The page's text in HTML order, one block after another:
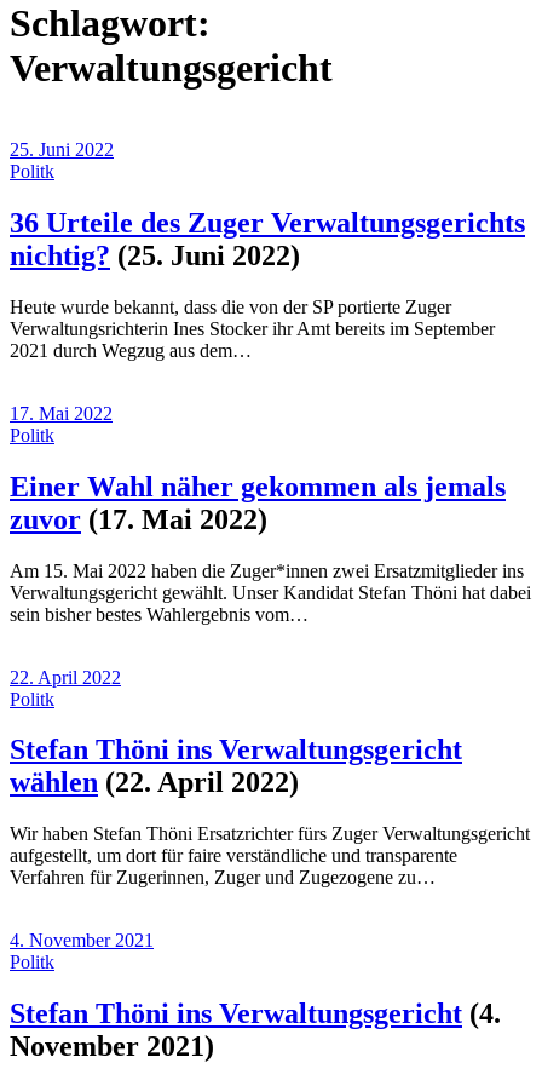
Schlagwort:
Verwaltungsgericht
25. Juni 2022
Politk
36 Urteile des Zuger Verwaltungsgerichts
nichtig? (25. Juni 2022)
Heute wurde bekannt, dass die von der SP portierte Zuger
Verwaltungsrichterin Ines Stocker ihr Amt bereits im September
2021 durch Wegzug aus dem…
17. Mai 2022
Politk
Einer Wahl näher gekommen als jemals
zuvor (17. Mai 2022)
Am 15. Mai 2022 haben die Zuger*innen zwei Ersatzmitglieder ins
Verwaltungsgericht gewählt. Unser Kandidat Stefan Thöni hat dabei
sein bisher bestes Wahlergebnis vom…
22. April 2022
Politk
Stefan Thöni ins Verwaltungsgericht
wählen (22. April 2022)
Wir haben Stefan Thöni Ersatzrichter fürs Zuger Verwaltungsgericht
aufgestellt, um dort für faire verständliche und transparente
Verfahren für Zugerinnen, Zuger und Zugezogene zu…
4. November 2021
Politk
Stefan Thöni ins Verwaltungsgericht (4.
November 2021)